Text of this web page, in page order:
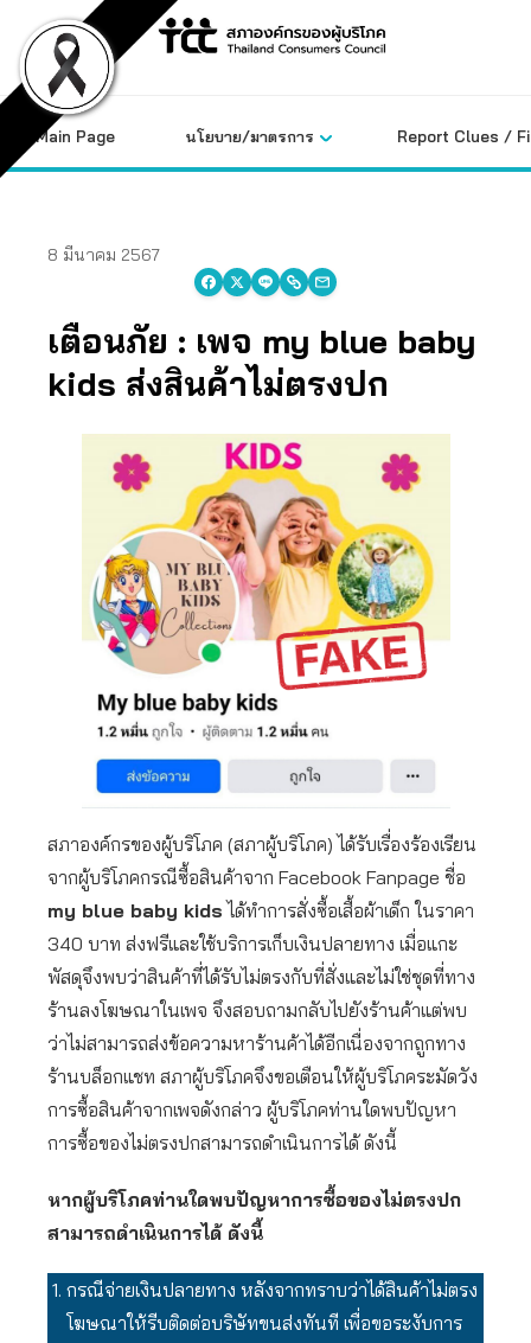
content
Main Page นโยบาย/มาตรการ Report Clues /
8 มีนาคม 2567
เตือนภัย : เพจ my blue baby
kids ส่งสินค้าไม่ตรงปก
สภาองค์กรของผู้บริโภค (สภาผู้บริโภค) ได้รับเรื่องร้องเรียน
จากผู้บริโภคกรณีซื้อสินค้าจาก Facebook Fanpage ชื่อ
my blue baby kids ได้ทำการสั่งซื้อเสื้อผ้าเด็ก ในราคา
340 บาท ส่งฟรีและใช้บริการเก็บเงินปลายทาง เมื่อแกะ
พัสดุจึงพบว่าสินค้าที่ได้รับไม่ตรงกับที่สั่งและไม่ใช่ชุดที่ทาง
ร้านลงโฆษณาในเพจ จึงสอบถามกลับไปยังร้านค้าแต่พบ
ว่าไม่สามารถส่งข้อความหาร้านค้าได้อีกเนื่องจากถูกทาง
ร้านบล็อกแชท สภาผู้บริโภคจึงขอเตือนให้ผู้บริโภคระมัดวัง
การซื้อสินค้าจากเพจดังกล่าว ผู้บริโภคท่านใดพบปัญหา
การซื้อของไม่ตรงปกสามารถดำเนินการได้ ดังนี้
หากผู้บริโภคท่านใดพบปัญหาการซื้อของไม่ตรงปก
สามารถดำเนินการได้ ดังนี้
กรณีจ่ายเงินปลายทาง หลังจากทราบว่าได้สินค้าไม่ตรง
โฆษณาให้รีบติดต่อบริษัทขนส่งทันที เพื่อขอระงับการ